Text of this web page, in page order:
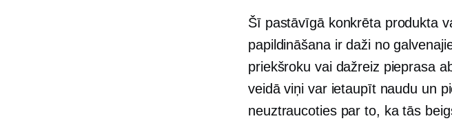
Šī pastāvīgā konkrēta produkta
papildināšana ir daži no
priekšroku vai dažreiz pieprasa
veidā viņi var ietaupīt naudu un
neuztraucoties par to, ka tās